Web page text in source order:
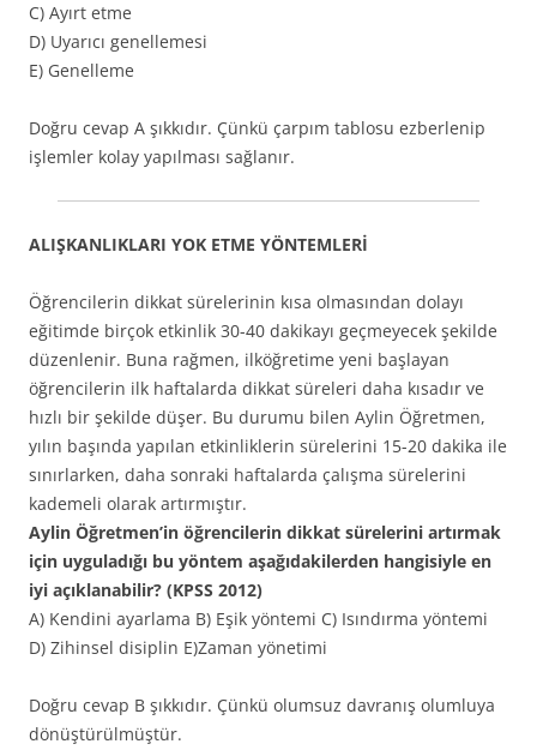
C) Ayırt etme
D) Uyarıcı genellemesi
E) Genelleme
Doğru cevap A şıkkıdır. Çünkü çarpım tablosu ezberlenip
işlemler kolay yapılması sağlanır.
ALIŞKANLIKLARI YOK ETME YÖNTEMLERİ
Öğrencilerin dikkat sürelerinin kısa olmasından dolayı
eğitimde birçok etkinlik 30-40 dakikayı geçmeyecek şekilde
düzenlenir. Buna rağmen, ilköğretime yeni başlayan
öğrencilerin ilk haftalarda dikkat süreleri daha kısadır ve
hızlı bir şekilde düşer. Bu durumu bilen Aylin Öğretmen,
yılın başında yapılan etkinliklerin sürelerini 15-20 dakika ile
sınırlarken, daha sonraki haftalarda çalışma sürelerini
kademeli olarak artırmıştır.
Aylin Öğretmen’in öğrencilerin dikkat sürelerini artırmak
için uyguladığı bu yöntem aşağıdakilerden hangisiyle en
iyi açıklanabilir? (KPSS 2012)
A) Kendini ayarlama B) Eşik yöntemi C) Isındırma yöntemi
D) Zihinsel disiplin E)Zaman yönetimi
Doğru cevap B şıkkıdır. Çünkü olumsuz davranış olumluya
dönüştürülmüştür.